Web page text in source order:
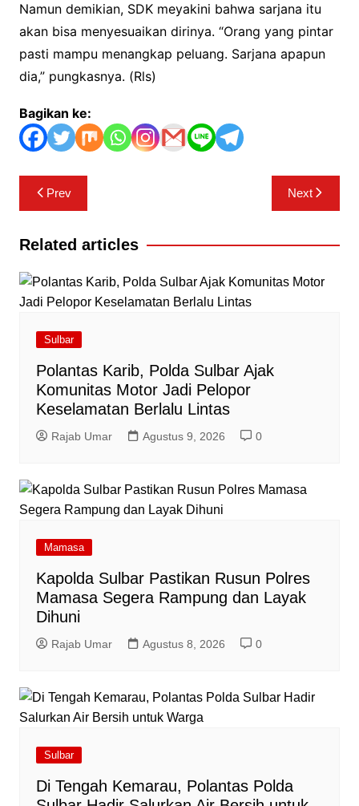
Namun demikian, SDK meyakini bahwa sarjana itu
akan bisa menyesuaikan dirinya. “Orang yang pintar
pasti mampu menangkap peluang. Sarjana apapun
dia,” pungkasnya. (Rls)
Bagikan ke:
Navigasi
pos
Prev Next
Related articles
Sulbar
Polantas Karib, Polda Sulbar Ajak
Komunitas Motor Jadi Pelopor
Keselamatan Berlalu Lintas
Rajab Umar Agustus 9, 2026 0
Mamasa
Kapolda Sulbar Pastikan Rusun Polres
Mamasa Segera Rampung dan Layak
Dihuni
Rajab Umar Agustus 8, 2026 0
Sulbar
Di Tengah Kemarau, Polantas Polda